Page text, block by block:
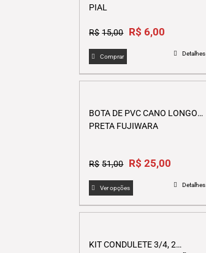
PIAL
R$ 15,00 Original
R$15,00.
R$ 6,00
is:
R$6,00.
Comprar Detalhes
BOTA DE PVC CANO LONGO
PRETA FUJIWARA
R$ 51,00 Original
was:
R$51,00.
R$ 25,00
is:
R$25,00.
Ver opções
has
variants.
Detalhes
KIT CONDULETE 3/4, 2